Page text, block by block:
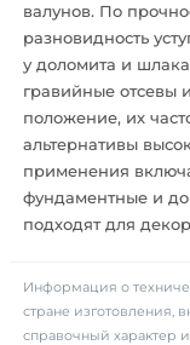
валунов. По
разновидность
у доломита и
гравийные отсевы
положение, их
альтернативы
применения
фундаментные и
подходят для
Информация о
стране изготовления,
справочный характер